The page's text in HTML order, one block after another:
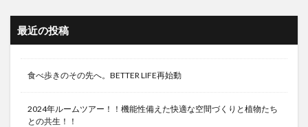
最近の投稿
食べ歩きのその先へ。BETTER LIFE再始動
2024年ルームツアー！！機能性備えた快適な空間づくりと植物たち
との共生！！